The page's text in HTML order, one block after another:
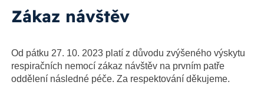
Zákaz návštěv
Od pátku 27. 10. 2023 platí z důvodu zvýšeného výskytu
respiračních nemocí zákaz návštěv na prvním patře
oddělení následné péče. Za respektování děkujeme.